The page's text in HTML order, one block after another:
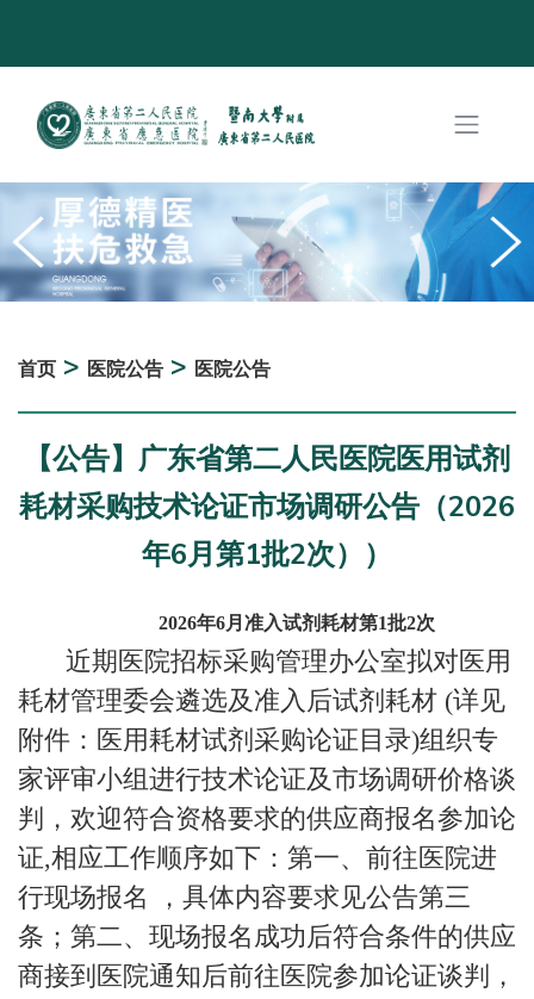
首页 > 医院公告 > 医院公告
【公告】广东省第二人民医院医用试剂
耗材采购技术论证市场调研公告（2026
年6月第1批2次））
2026年6月准入试剂耗材第1批2次
近期医院招标采购管理办公室拟对医用
耗材管理委会遴选及准入后试剂耗材 (详见
附件：医用耗材试剂采购论证目录)组织专
家评审小组进行技术论证及市场调研价格谈
判，欢迎符合资格要求的供应商报名参加论
证,相应工作顺序如下：第一、前往医院进
行现场报名 ，具体内容要求见公告第三
条；第二、现场报名成功后符合条件的供应
商接到医院通知后前往医院参加论证谈判，